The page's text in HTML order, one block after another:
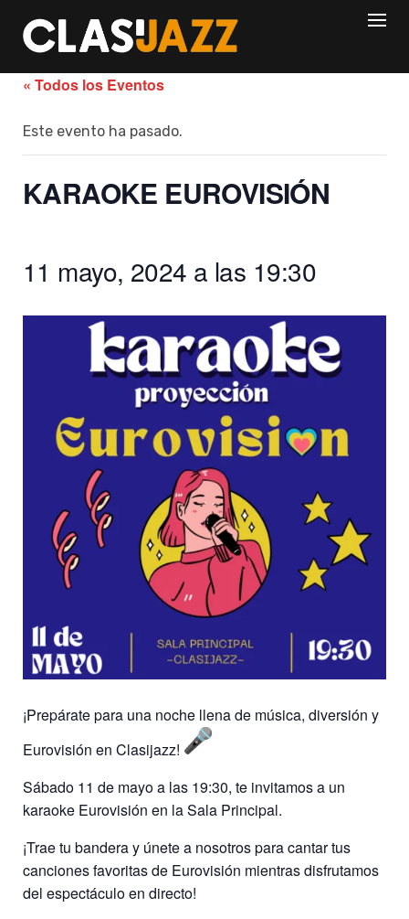
content
« Todos los Eventos
Este evento ha pasado.
KARAOKE EUROVISIÓN
11 mayo, 2024 a las 19:30
¡Prepárate para una noche llena de música, diversión y
Eurovisión en Clasijazz!
Sábado 11 de mayo a las 19:30, te invitamos a un
karaoke Eurovisión en la Sala Principal.
¡Trae tu bandera y únete a nosotros para cantar tus
canciones favoritas de Eurovisión mientras disfrutamos
del espectáculo en directo!